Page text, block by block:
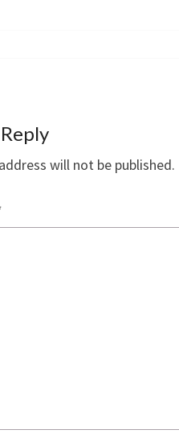
will not be published.